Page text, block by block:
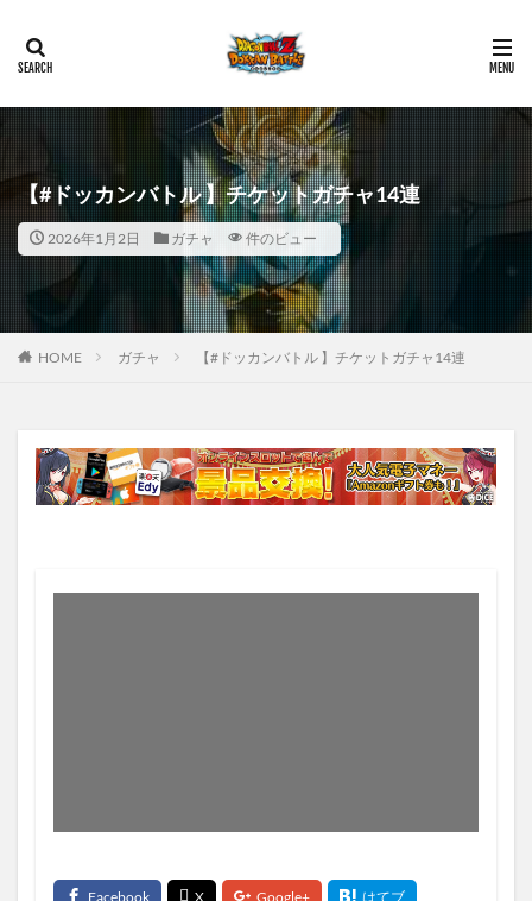
【#ドッカンバトル 】チケットガチャ14連
2026年1月2日 ガチャ 件のビュー
HOME ガチャ 【#ドッカンバトル 】チケットガチャ14連